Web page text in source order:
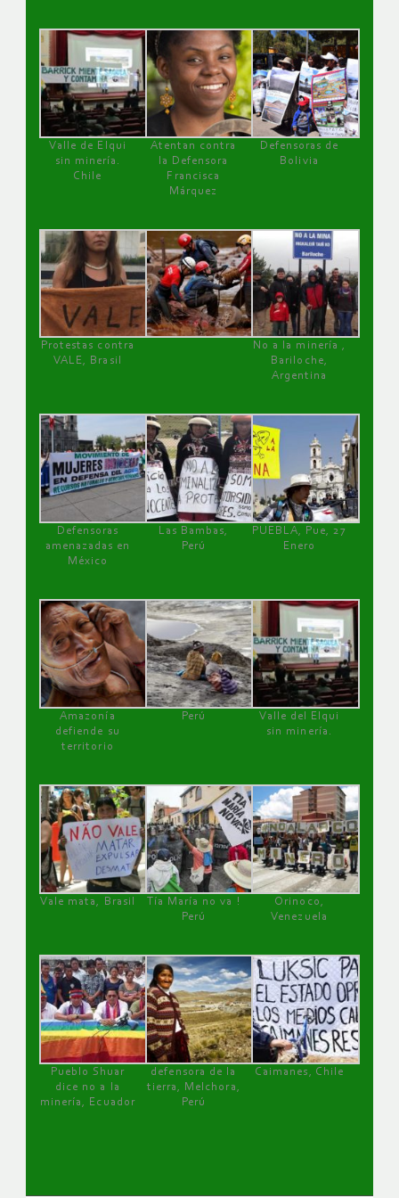
Valle de Elqui
sin minería.
Chile
Atentan contra
la Defensora
Francisca
Márquez
Defensoras de
Bolivia
Protestas contra
VALE, Brasil
No a la minería ,
Bariloche,
Argentina
Defensoras
amenazadas en
México
Las Bambas,
Perú
PUEBLA, Pue, 27
Enero
Amazonía
defiende su
territorio
Perú
Valle del Elqui
sin minería.
Vale mata, Brasil
Tía María no va !
Perú
Orinoco,
Venezuela
Pueblo Shuar
dice no a la
minería, Ecuador
defensora de la
tierra, Melchora,
Perú
Caimanes, Chile